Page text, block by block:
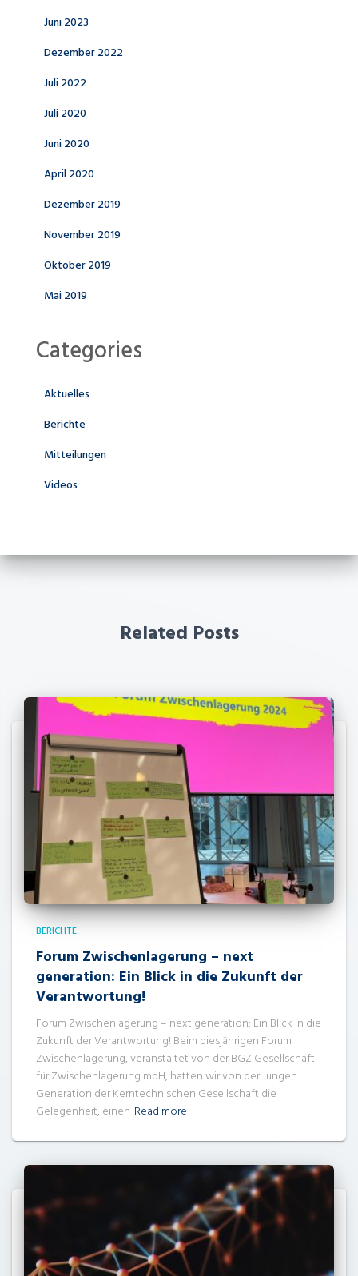
Juni 2023
Dezember 2022
Juli 2022
Juli 2020
Juni 2020
April 2020
Dezember 2019
November 2019
Oktober 2019
Mai 2019
Categories
Aktuelles
Berichte
Mitteilungen
Videos
Related Posts
BERICHTE
Forum Zwischenlagerung – next
generation: Ein Blick in die Zukunft der
Verantwortung!
Forum Zwischenlagerung – next generation: Ein Blick in die
Zukunft der Verantwortung! Beim diesjährigen Forum
Zwischenlagerung, veranstaltet von der BGZ Gesellschaft
für Zwischenlagerung mbH, hatten wir von der Jungen
Generation der Kerntechnischen Gesellschaft die
Gelegenheit, einen Read more